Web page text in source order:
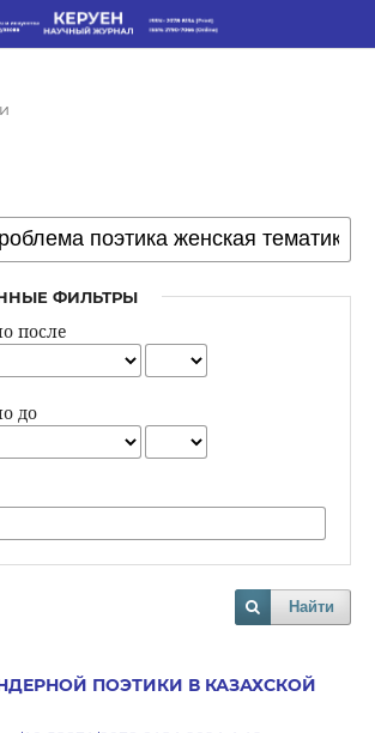
ФИЛЬТРЫ
после
до
Найти
ПОЭТИКИ В КАЗАХСКОЙ